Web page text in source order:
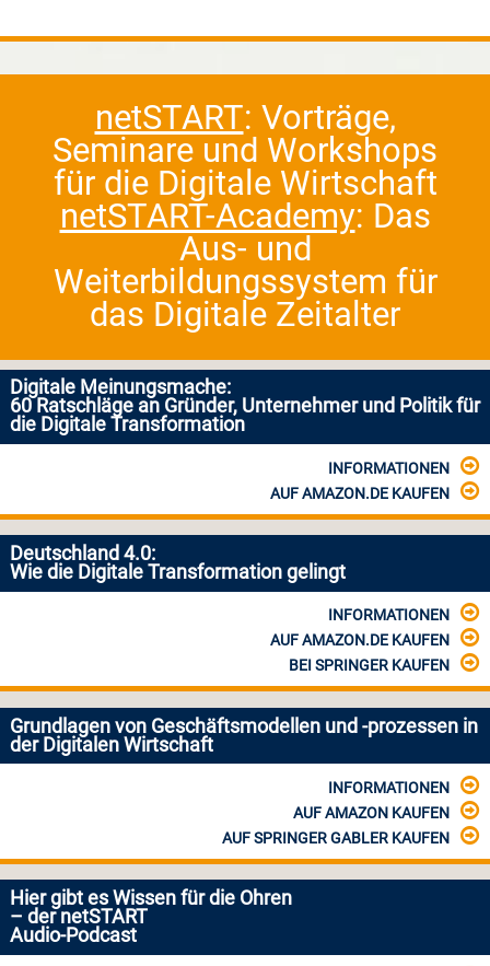
netSTART: Vorträge,
Seminare und Workshops
für die Digitale Wirtschaft
netSTART-Academy: Das
Aus- und
Weiterbildungssystem für
das Digitale Zeitalter
Digitale Meinungsmache:
60 Ratschläge an Gründer, Unternehmer und Politik für
die Digitale Transformation
INFORMATIONEN
AUF AMAZON.DE KAUFEN
Deutschland 4.0:
Wie die Digitale Transformation gelingt
INFORMATIONEN
AUF AMAZON.DE KAUFEN
BEI SPRINGER KAUFEN
Grundlagen von Geschäftsmodellen und -prozessen in
der Digitalen Wirtschaft
INFORMATIONEN
AUF AMAZON KAUFEN
AUF SPRINGER GABLER KAUFEN
Hier gibt es Wissen für die Ohren
– der netSTART
Audio-Podcast